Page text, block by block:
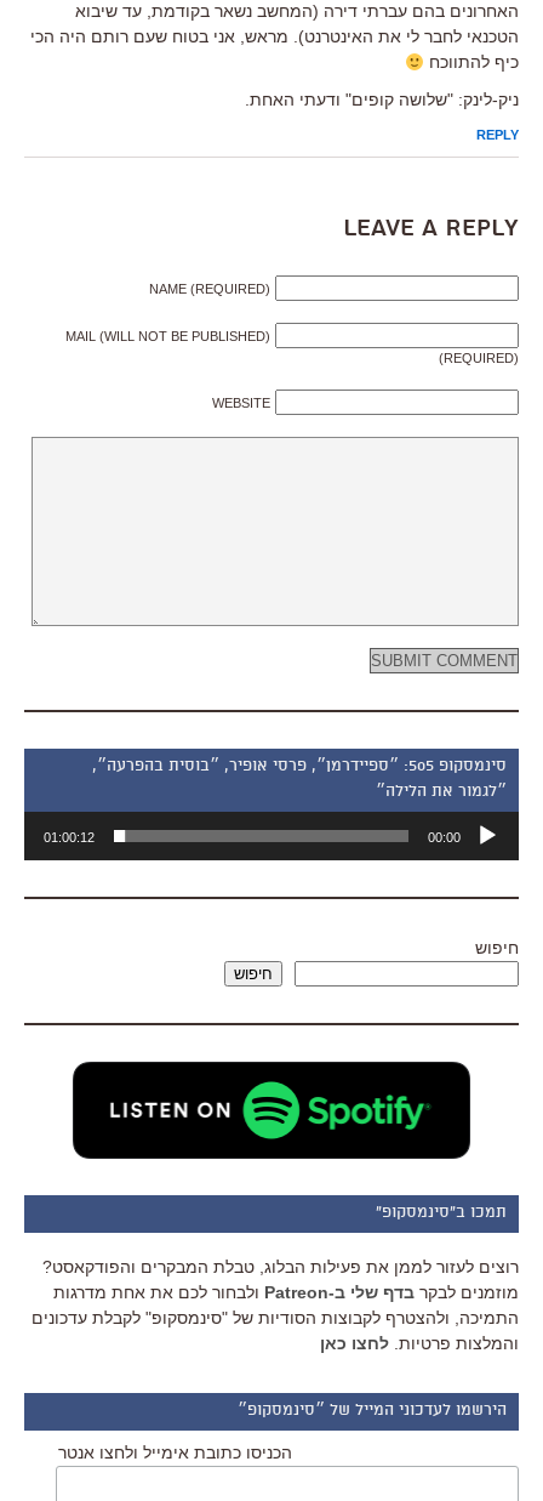
האחרונים בהם עברתי דירה (המחשב נשאר בקודמת, עד שיבוא
הטכנאי לחבר לי את האינטרנט). מראש, אני בטוח שעם רותם היה הכי
כיף להתווכח
ניק-לינק: "שלושה קופים" ודעתי האחת.
REPLY
Leave a Reply
NAME (REQUIRED)
MAIL (WILL NOT BE PUBLISHED)
(REQUIRED)
WEBSITE
סינמסקופ 505: ״ספיידרמן״, פרסי אופיר, ״בוסית בהפרעה״,
״לגמור את הלילה״
אודיו
00:00
01:00:12
חיפוש
חיפוש
תמכו ב"סינמסקופ"
רוצים לעזור לממן את פעילות הבלוג, טבלת המבקרים והפודקאסט?
מוזמנים לבקר בדף שלי ב-Patreon
ולבחור לכם את אחת מדרגות
התמיכה, ולהצטרף לקבוצות הסודיות של "סינמסקופ" לקבלת עדכונים
והמלצות פרטיות. לחצו כאן
הירשמו לעדכוני המייל של ״סינמסקופ״
הכניסו כתובת אימייל ולחצו אנטר